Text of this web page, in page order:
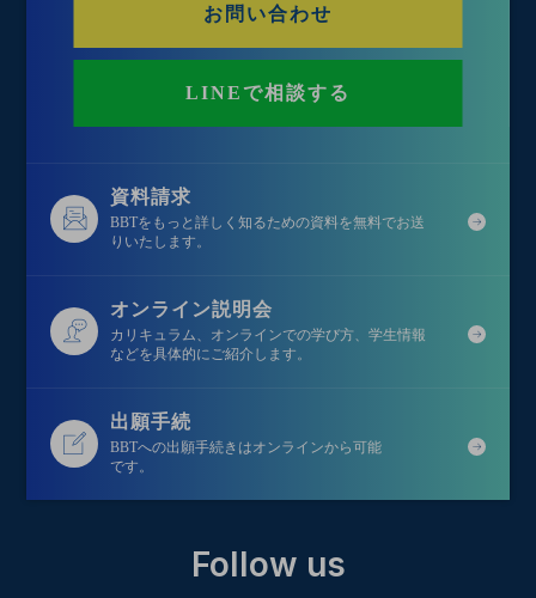
お問い合わせ
LINEで相談する
資料請求
BBTをもっと詳しく知るための資料を無料でお送
りいたします。
オンライン説明会
カリキュラム、オンラインでの学び方、学生情報
などを具体的にご紹介します。
出願手続
BBTへの出願手続きはオンラインから可能
です。
Follow us